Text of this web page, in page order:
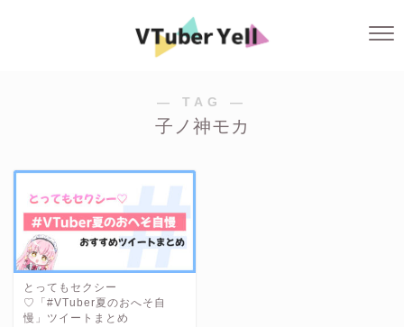
― TAG ―
子ノ神モカ
とってもセクシー
♡「#VTuber夏のおへそ自
慢」ツイートまとめ